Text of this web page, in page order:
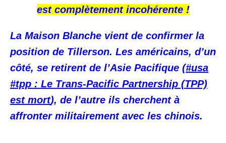
est complètement incohérente !
La Maison Blanche vient de confirmer la
position de Tillerson. Les américains, d’un
côté, se retirent de l’Asie Pacifique (#usa
#tpp : Le Trans-Pacific Partnership (TPP)
est mort), de l’autre ils cherchent à
affronter militairement avec les chinois.